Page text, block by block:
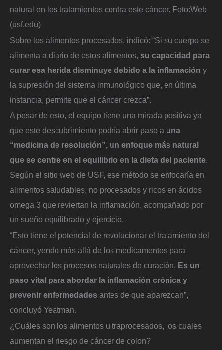
natural en los tratamientos contra este cáncer. Foto:Web
(usf.edu)
Sobre los alimentos procesados, indicó: “Si su cuerpo se
alimenta a diario de estos alimentos, su capacidad para
curar esa herida disminuye debido a la inflamación y
la supresión del sistema inmunológico que, en última
instancia, permite que el cáncer crezca”.
A pesar de esto, el equipo tiene una mirada positiva ya
que este descubrimiento podría abrir paso a una
“medicina de resolución”, un enfoque más natural
que se centre en el equilibrio en la dieta del paciente.
Según el sitio web de USF, ese método se enfocaría en
alimentos saludables, no procesados y ricos en ácidos
omega 3 que reviertan la inflamación, acompañado por
un sueño equilibrado y ejercicio.
“Esto tiene el potencial de revolucionar el tratamiento del
cáncer, yendo más allá de los medicamentos para
aprovechar los procesos naturales de curación. Es un
paso vital para abordar la inflamación crónica y
prevenir enfermedades antes de que aparezcan”,
concluyó Yeatman.
¿Cuáles son los alimentos ultraprocesados, los cuales
aumentan el riesgo de cáncer de colon?